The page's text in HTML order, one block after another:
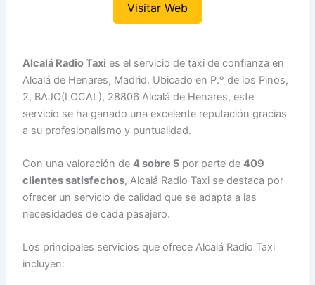
Visitar Web
Alcalá Radio Taxi es el servicio de taxi de confianza en
Alcalá de Henares, Madrid. Ubicado en P.º de los Pinos,
2, BAJO(LOCAL), 28806 Alcalá de Henares, este
servicio se ha ganado una excelente reputación gracias
a su profesionalismo y puntualidad.
Con una valoración de4 sobre 5 por parte de409
clientes satisfechos, Alcalá Radio Taxi se destaca por
ofrecer un servicio de calidad que se adapta a las
necesidades de cada pasajero.
Los principales servicios que ofrece Alcalá Radio Taxi
incluyen: